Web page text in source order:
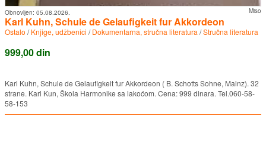
Miso
Obnovljen: 05.08.2026.
Karl Kuhn, Schule de Gelaufigkeit fur Akkordeon
Ostalo /Knjige, udžbenici /Dokumentarna, stručna literatura /Stručna literatura
999,00 din
Karl Kuhn, Schule de Gelaufigkeit fur Akkordeon ( B. Schotts Sohne, Mainz). 32
strane. Karl Kun, Škola Harmonike sa lakoćom. Cena: 999 dinara. Tel.060-58-
58-153